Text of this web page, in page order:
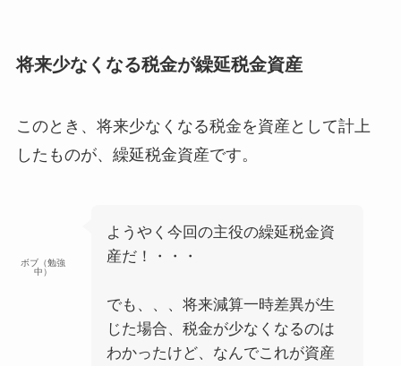
将来少なくなる税金が繰延税金資産
このとき、 将来少なくなる税金を資産として計上
したものが、繰延税金資産です。
ボブ（勉強
中）
ようやく今回の主役の繰延税金資
産だ！・・・
でも、、、将来減算一時差異が生
じた場合、税金が少なくなるのは
わかったけど、なんでこれが資産